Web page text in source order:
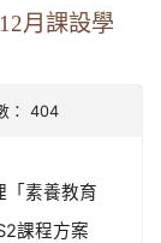
月課設學
： 404
「素養教育
課程方案